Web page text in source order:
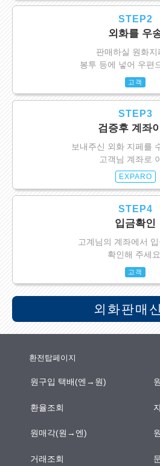
STEP2
외화를 우
판매하실 원화지
봉투 등에 넣어 우편
고객
STEP3
검증후 계좌
보내주신 외화 지페를
고객님 계좌로
EXPARO
STEP4
입금확인
고계님의 계좌에서
확인해 주세요.
고객
외화판매
환전탑페이지
원구입 택배(엔→원)
환율조회
원매각(원→엔)
거래조회